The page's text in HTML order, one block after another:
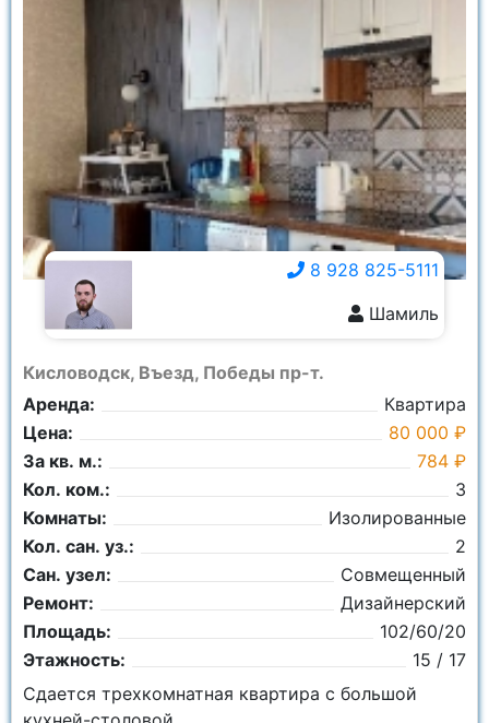
Кисловодск, Въезд, Победы пр-т.
Аренда:
Квартира
Цена:
80 000 ₽
За кв. м.:
784 ₽
Кол. ком.:
3
Комнаты:
Изолированные
Кол. сан. уз.:
2
Сан. узел:
Совмещенный
Ремонт:
Дизайнерский
Площадь:
102/60/20
Этажность:
15 / 17
8 928 825-5111
Шамиль
Сдается трехкомнатная квартира с большой